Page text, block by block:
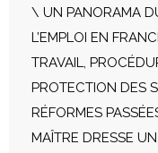
\ UN PANORAMA
L’EMPLOI EN
TRAVAIL,
PROTECTION DES
RÉFORMES
MAÎTRE DRESSE